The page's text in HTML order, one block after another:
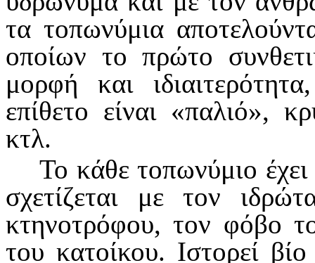
τα τοπωνύμια
οποίων το πρώτο
μορφή και
επίθετο είναι «παλιό»,
κτλ.
Το κάθε τοπωνύμιο
σχετίζεται με τον
κτηνοτρόφου, τον φόβο
του κατοίκου. Ιστορεί